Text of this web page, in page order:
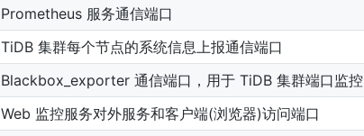
Prometheus 服务通信端口
TiDB 集群每个节点的系统信息上报通信端口
Blackbox_exporter 通信端口，用于 TiDB 集群端口监控
Web 监控服务对外服务和客户端(浏览器)访问端口